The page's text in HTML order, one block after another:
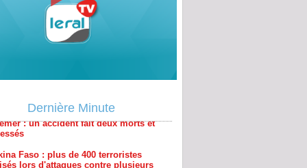
Dernière Minute
Faso : plus de 400 terroristes
lors d'attaques contre plusieurs